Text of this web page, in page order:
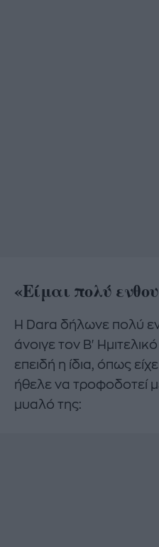
«Είμαι πολύ
Η Dara δήλωνε πολύ
άνοιγε τον Β'
επειδή η ίδια, όπως
ήθελε να τροφοδοτεί
μυαλό της: